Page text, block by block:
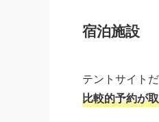
宿泊施設
テントサイト
比較的予約が